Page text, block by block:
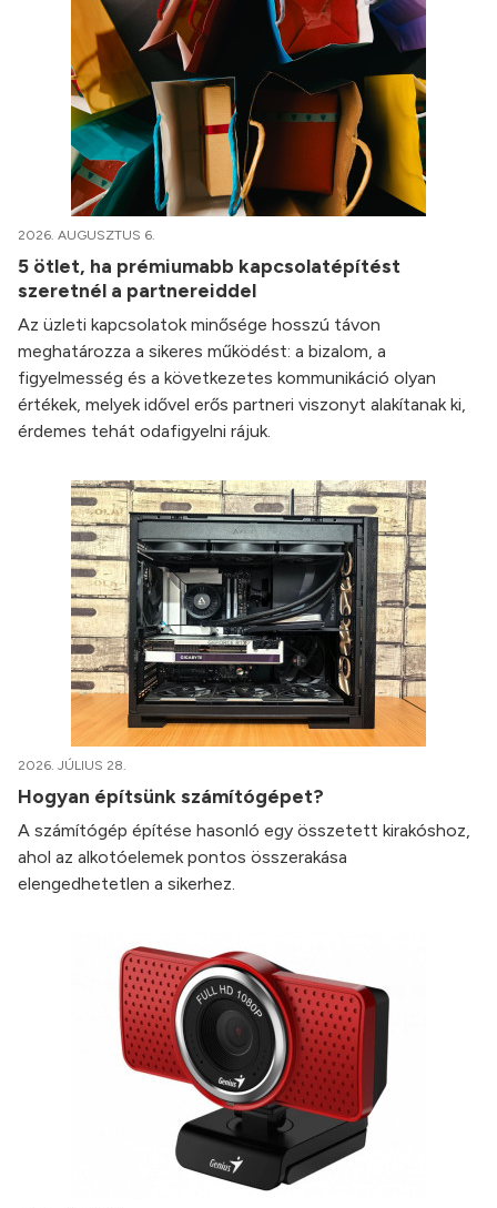
2026. AUGUSZTUS 6.
5 ötlet, ha prémiumabb kapcsolatépítést
szeretnél a partnereiddel
Az üzleti kapcsolatok minősége hosszú távon
meghatározza a sikeres működést: a bizalom, a
figyelmesség és a következetes kommunikáció olyan
értékek, melyek idővel erős partneri viszonyt alakítanak ki,
érdemes tehát odafigyelni rájuk.
2026. JÚLIUS 28.
Hogyan építsünk számítógépet?
A számítógép építése hasonló egy összetett kirakóshoz,
ahol az alkotóelemek pontos összerakása
elengedhetetlen a sikerhez.